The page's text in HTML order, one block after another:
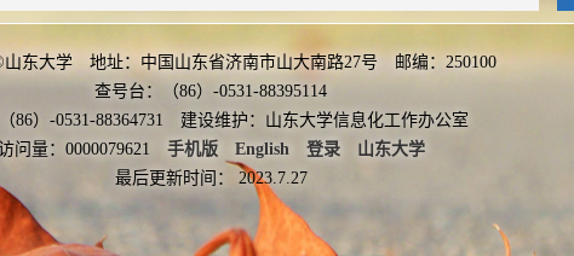
东大学 地址：中国山东省济南市山大南路27号 邮编：250100
查号台：（86）-0531-88395114
86）-0531-88364731 建设维护：山东大学信息化工作办公室
问量： 0000079621 手机版 English 登录
山东大学
最后更新时间： 2023.7.27